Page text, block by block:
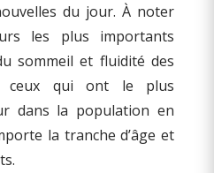
du jour. À noter
les plus importants
sommeil et fluidité des
ceux qui ont le plus
dans la population en
la tranche d’âge et